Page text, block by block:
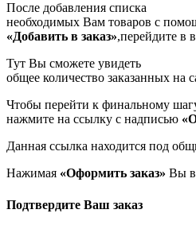
После добавления списка
необходимых Вам товаров с
«Добавить в заказ»,перейдите в
Тут Вы сможете увидеть
общее количество заказанных на
Чтобы перейти к финальному
нажмите на ссылку с надписью
Данная ссылка находится под
Нажимая «Оформить заказ» Вы
Подтвердите Ваш заказ